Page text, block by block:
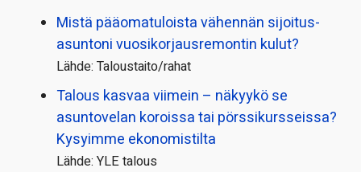
Mistä pääoma­tuloista vähennän sijoitus­
asuntoni vuosikorjaus­remontin kulut?
Lähde: Taloustaito/rahat
Talous kasvaa viimein – näkyykö se
asuntovelan koroissa tai pörssi­kursseissa?
Kysyimme ekonomistilta
Lähde: YLE talous